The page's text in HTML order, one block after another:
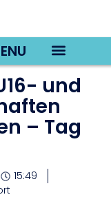
und
– Tag
15:49